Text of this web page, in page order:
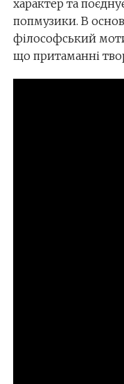
характер та
попмузики. В
філософський
що притаманні